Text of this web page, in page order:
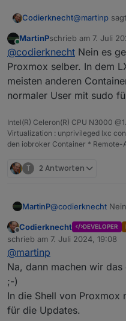
Codierknecht@martinp
Hast Du
normalen
Jepp.
arbeite ich
Anders sieht
Online
MartinPschrieb am 7. Juli
zuletzt editiert von
@codierknecht Nein es
Proxmox selber. In dem
meisten anderen
normaler User mit sudo
Intel(R) Celeron(R) CPU N3000
Virtualization : unprivileged lxc
den iobroker Container *
T 2 Antworten
MartinP@codierknecht
den meisten
normaler User mit
Offline
Codierknecht DEVELOPER
schrieb am 7. Juli 2024, 19:08
zuletzt editiert von
@martinp
Na, dann machen wir
;-)
In die Shell von Proxmox
für die Updates.